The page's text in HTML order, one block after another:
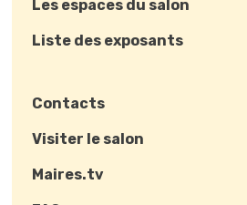
Les espaces du salon
Liste des exposants
Contacts
Visiter le salon
Maires.tv